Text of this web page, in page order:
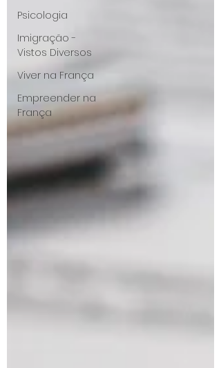
Psicologia
Imigração -
Vistos Diversos
Viver na França
Empreender na
França